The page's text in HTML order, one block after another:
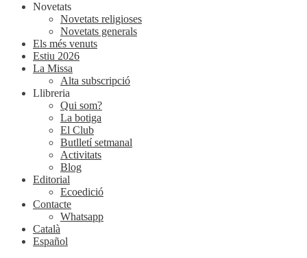
Novetats
Novetats religioses
Novetats generals
Els més venuts
Estiu 2026
La Missa
Alta subscripció
Llibreria
Qui som?
La botiga
El Club
Butlletí setmanal
Activitats
Blog
Editorial
Ecoedició
Contacte
Whatsapp
Català
Español